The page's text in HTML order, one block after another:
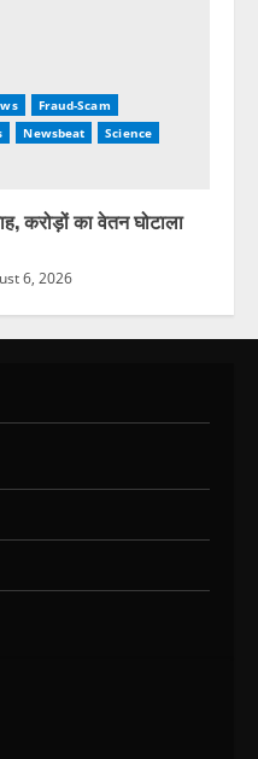
Fraud-Scam
Newsbeat
Science
करोड़ों का वेतन घोटाला
6, 2026